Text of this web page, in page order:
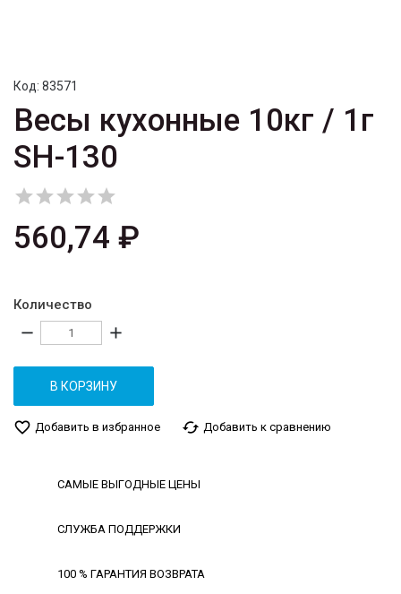
Код: 83571
Весы кухонные 10кг / 1г
SH-130

560,74 ₽
Количество
remove add
В КОРЗИНУ
favorite_border Добавить в избранное cached Добавить к сравнению
САМЫЕ ВЫГОДНЫЕ ЦЕНЫ
СЛУЖБА ПОДДЕРЖКИ
100 % ГАРАНТИЯ ВОЗВРАТА